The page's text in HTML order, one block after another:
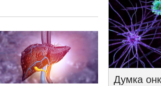
Думка